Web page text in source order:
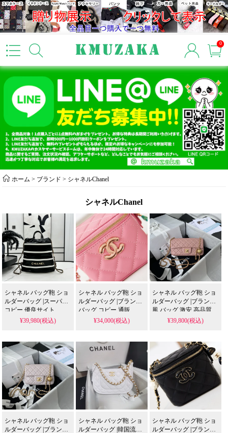
0
ホーム > ブランド > シャネルChanel
シャネルChanel
シャネル バッグ鞄 ショ
ルダーバッグ |スーパー
コピー 優良サイト
¥39,980(税込)
シャネル バッグ鞄 ショ
ルダーバッグ |ブランド
バッグ コピー 通販
¥34,000(税込)
シャネル バッグ鞄 ショ
ルダーバッグ |ブランド
風 バッグ 激安 高品質
¥39,800(税込)
シャネル バッグ鞄 ショ
ルダーバッグ |ブランド
シャネル バッグ鞄 ショ
ルダーバッグ |韓国流行
シャネル バッグ鞄 ショ
ルダーバッグ |ブランド